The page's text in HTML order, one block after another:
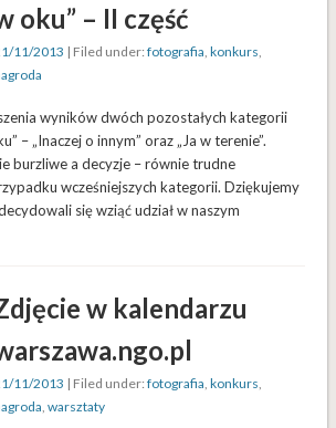
oku” – II część
11/2013 | Filed under:fotografia ,konkurs
wyników dwóch pozostałych kategorii
– „Inaczej o innym” oraz „Ja w terenie”.
burzliwe a decyzje – równie trudne
wcześniejszych kategorii. Dziękujemy
się wziąć udział w naszym
w kalendarzu
11/2013 | Filed under:fotografia ,konkurs
,warsztaty